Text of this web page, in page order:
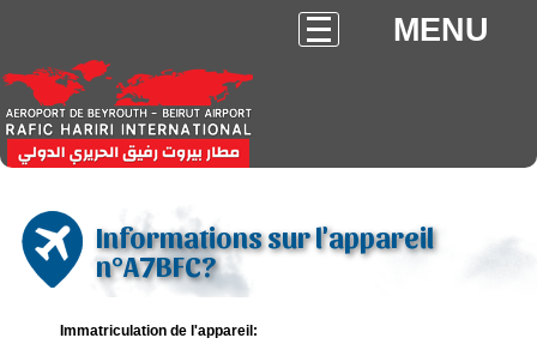
MENU
Informations sur l'appareil
n°A7BFC?
Immatriculation de l'appareil: